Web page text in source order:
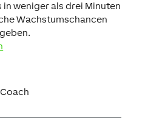
weniger als drei Minuten
Wachstumschancen